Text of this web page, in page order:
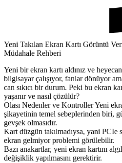
Yeni Takılan Ekran Kartı Görüntü
Müdahale Rehberi
Yeni bir ekran kartı aldınız ve
bilgisayar çalışıyor, fanlar dönüyor
can sıkıcı bir durum. Peki bu ekran
yaşanır ve nasıl çözülür?
Olası Nedenler ve Kontroller Yeni
şikayetinin temel sebeplerinden biri,
gevşek olmasıdır.
Kart düzgün takılmadıysa, yani PCIe
ekran gelmiyor problemi görülebilir.
Bazı anakartlar, yeni ekran kartını
değişiklik yapılmasını gerektirir.